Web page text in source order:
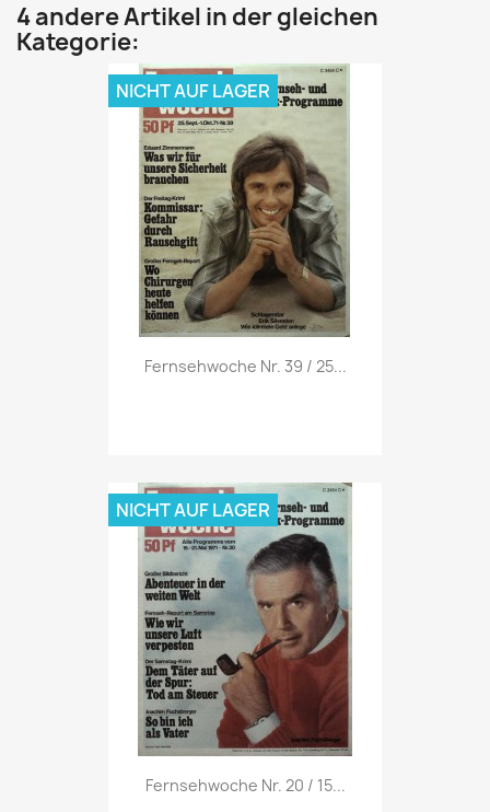
4 andere Artikel in der gleichen
Kategorie:
Vorschau
Fernsehwoche Nr. 39 / 25...
NICHT AUF LAGER
Vorschau
Fernsehwoche Nr. 20 / 15...
NICHT AUF LAGER